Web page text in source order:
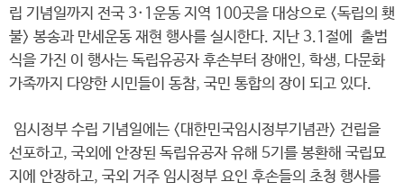
립 기념일까지 전국 3·1운동 지역 100곳을 대상으로 <독립의 횃
불> 봉송과 만세운동 재현 행사를 실시한다. 지난 3.1절에 출범
식을 가진 이 행사는 독립유공자 후손부터 장애인, 학생, 다문화
가족까지 다양한 시민들이 동참, 국민 통합의 장이 되고 있다.
임시정부 수립 기념일에는 <대한민국임시정부기념관> 건립을
선포하고, 국외에 안장된 독립유공자 유해 5기를 봉환해 국립묘
지에 안장하고, 국외 거주 임시정부 요인 후손들의 초청 행사를